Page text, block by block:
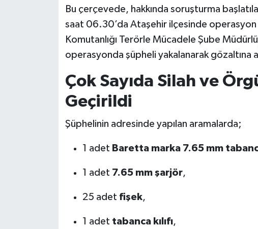
Bu çerçevede, hakkında soruşturma
saat 06.30’da Ataşehir ilçesinde
Komutanlığı Terörle Mücadele Şube
operasyonda şüpheli yakalanarak gözaltına
Çok Sayıda Silah ve
Geçirildi
Şüphelinin adresinde yapılan aramalarda;
1 adet Baretta marka 7.65 mm
1 adet 7.65 mm şarjör,
25 adet fişek,
1 adet tabanca kılıfı,